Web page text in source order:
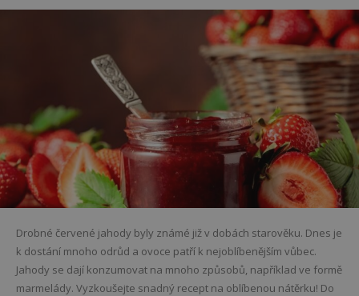
Drobné červené jahody byly známé již v dobách starověku. Dnes je
k dostání mnoho odrůd a ovoce patří k nejoblíbenějším vůbec.
Jahody se dají konzumovat na mnoho způsobů, například ve formě
marmelády. Vyzkoušejte snadný recept na oblíbenou nátěrku! Do